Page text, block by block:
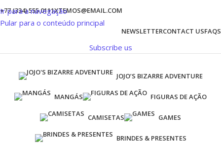
Ir para a navegação
Pular para o conteúdo principal
+77 (334) 555 0111XTEMOS@EMAIL.COM
NEWSLETTERCONTACT USFAQS
Subscribe us
JOJO’S BIZARRE ADVENTURE
MANGÁS FIGURAS DE AÇÃO
CAMISETAS GAMES
BRINDES & PRESENTES